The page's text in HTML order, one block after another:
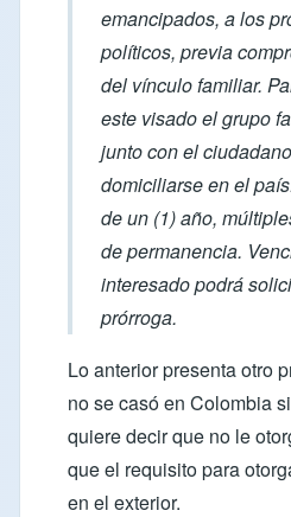
emancipados, a los
políticos, previa
del vínculo familiar.
este visado el grupo
junto con el
domiciliarse en el
de un (1) año,
de permanencia.
interesado podrá
prórroga.
Lo anterior presenta otro
no se casó en Colombia
quiere decir que no le
que el requisito para
en el exterior.